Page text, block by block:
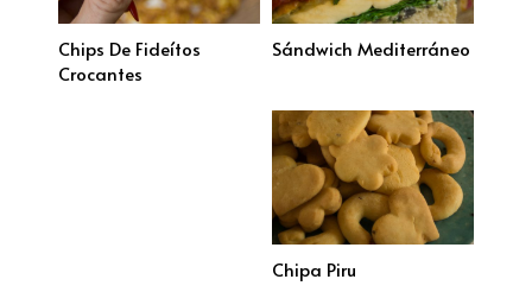
Chips De Fideítos
Crocantes
Sándwich Mediterráneo
Chipa Piru